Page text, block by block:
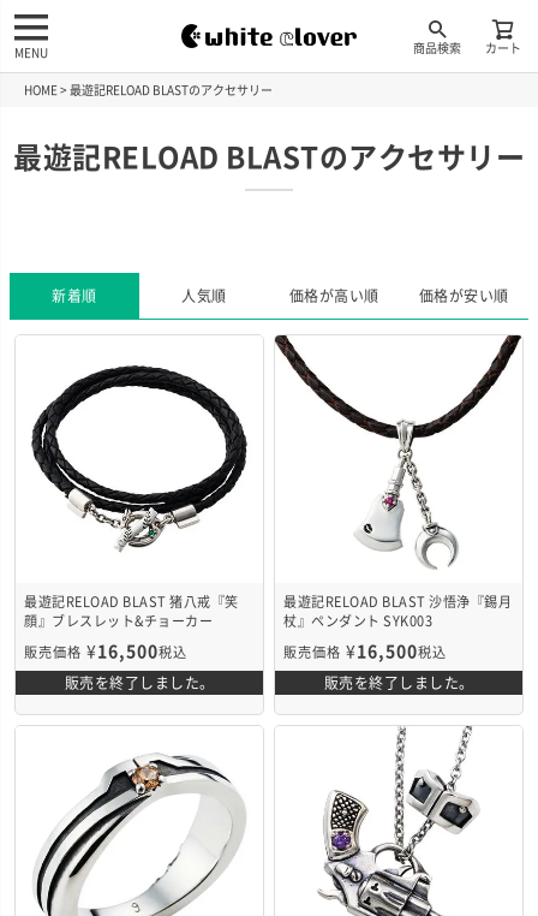
商品検索 カート
MENU
HOME 最遊記RELOAD BLASTのアクセサリー
最遊記RELOAD BLASTのアクセサリー
新着順 人気順 価格が高い順 価格が安い順
最遊記RELOAD BLAST 猪八戒『笑
顔』ブレスレット&チョーカー
販売価格 ¥16,500税込
販売を終了しました。
最遊記RELOAD BLAST 沙悟浄『錫月
杖』ペンダント SYK003
販売価格 ¥16,500税込
販売を終了しました。